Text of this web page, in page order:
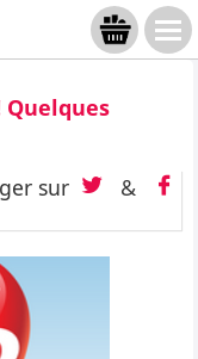
Quelques
sur &